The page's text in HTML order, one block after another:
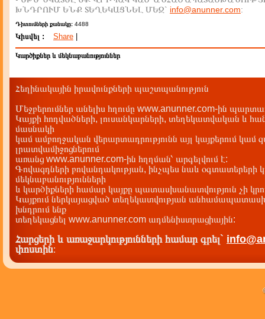
ԽՆԴՐՈՒՄ ԵՆՔ ՏԵՂԵԿԱՑՆԵԼ ՄԵԶ` info@anunner.com:
Դիտումների քանակը: 4488
Կիսվել : Share
Կարծիքներ և մեկնաբանություններ
Հեղինակային իրավունքների պաշտպանություն
Մեջբերումներ անելիս հղումը www.anunner.com-ին
Կայքի հոդվածների, լուսանկարների, տեղեկատվական և
մասնակի
կամ ամբողջական վերարտադրությունն այլ կայքերում կամ
լրատվամիջոցներում
առանց www.anunner.com-ին հղղման՝ արգելվում է:
Գովազդների բովանդակության, ինչպես նաև օգտատերերի
մեկնաբանությունների
և կարծիքների համար կայքը պատասխանատվություն չի
Կայքում ներկայացված տեղեկատվության
խնդրում ենք
տեղեկացնել www.anunner.com ադմենիստրացիային:
Հարցերի և առաջարկությունների համար գրել`
փոստին: